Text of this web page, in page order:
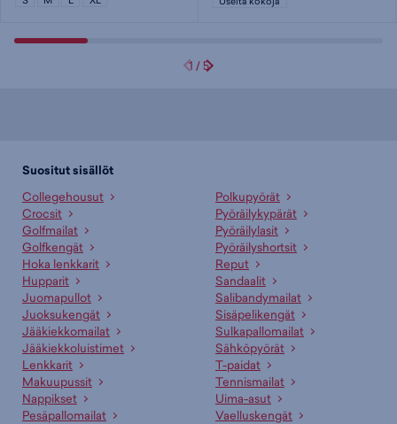
1 /5
Suositut sisällöt
Collegehousut
Crocsit
Golfmailat
Golfkengät
Hoka lenkkarit
Hupparit
Juomapullot
Juoksukengät
Jääkiekkomailat
Jääkiekkoluistimet
Lenkkarit
Makuupussit
Nappikset
Pesäpallomailat
Polkupyörät
Pyöräilykypärät
Pyöräilylasit
Pyöräilyshortsit
Reput
Sandaalit
Salibandymailat
Sisäpelikengät
Sulkapallomailat
Sähköpyörät
T-paidat
Tennismailat
Uima-asut
Vaelluskengät